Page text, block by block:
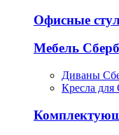
Офисные
Мебель
Диваны
Кресла для